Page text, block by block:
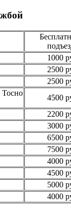
1000
2500
2500
4500
2200
3000
6500
7500
4000
4500
5000
4000